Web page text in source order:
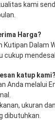
kami
Harga?
Kutipan
cukup
katup kami?
Anda melalui
ukuran
dibutuhkan.